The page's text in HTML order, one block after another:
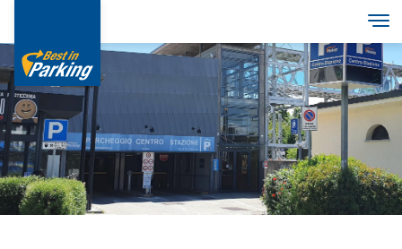
contenuto
principale
Servizi
Parcheggi
Azienda